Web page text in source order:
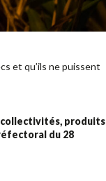
et qu’ils ne puissent
collectivités, produits
du 28